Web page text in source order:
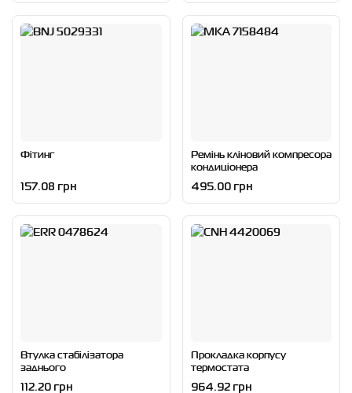
Фітинг
157.08 грн
Ремінь кліновий компресора
кондиціонера
495.00 грн
Втулка стабілізатора
заднього
112.20 грн
Прокладка корпусу
термостата
964.92 грн